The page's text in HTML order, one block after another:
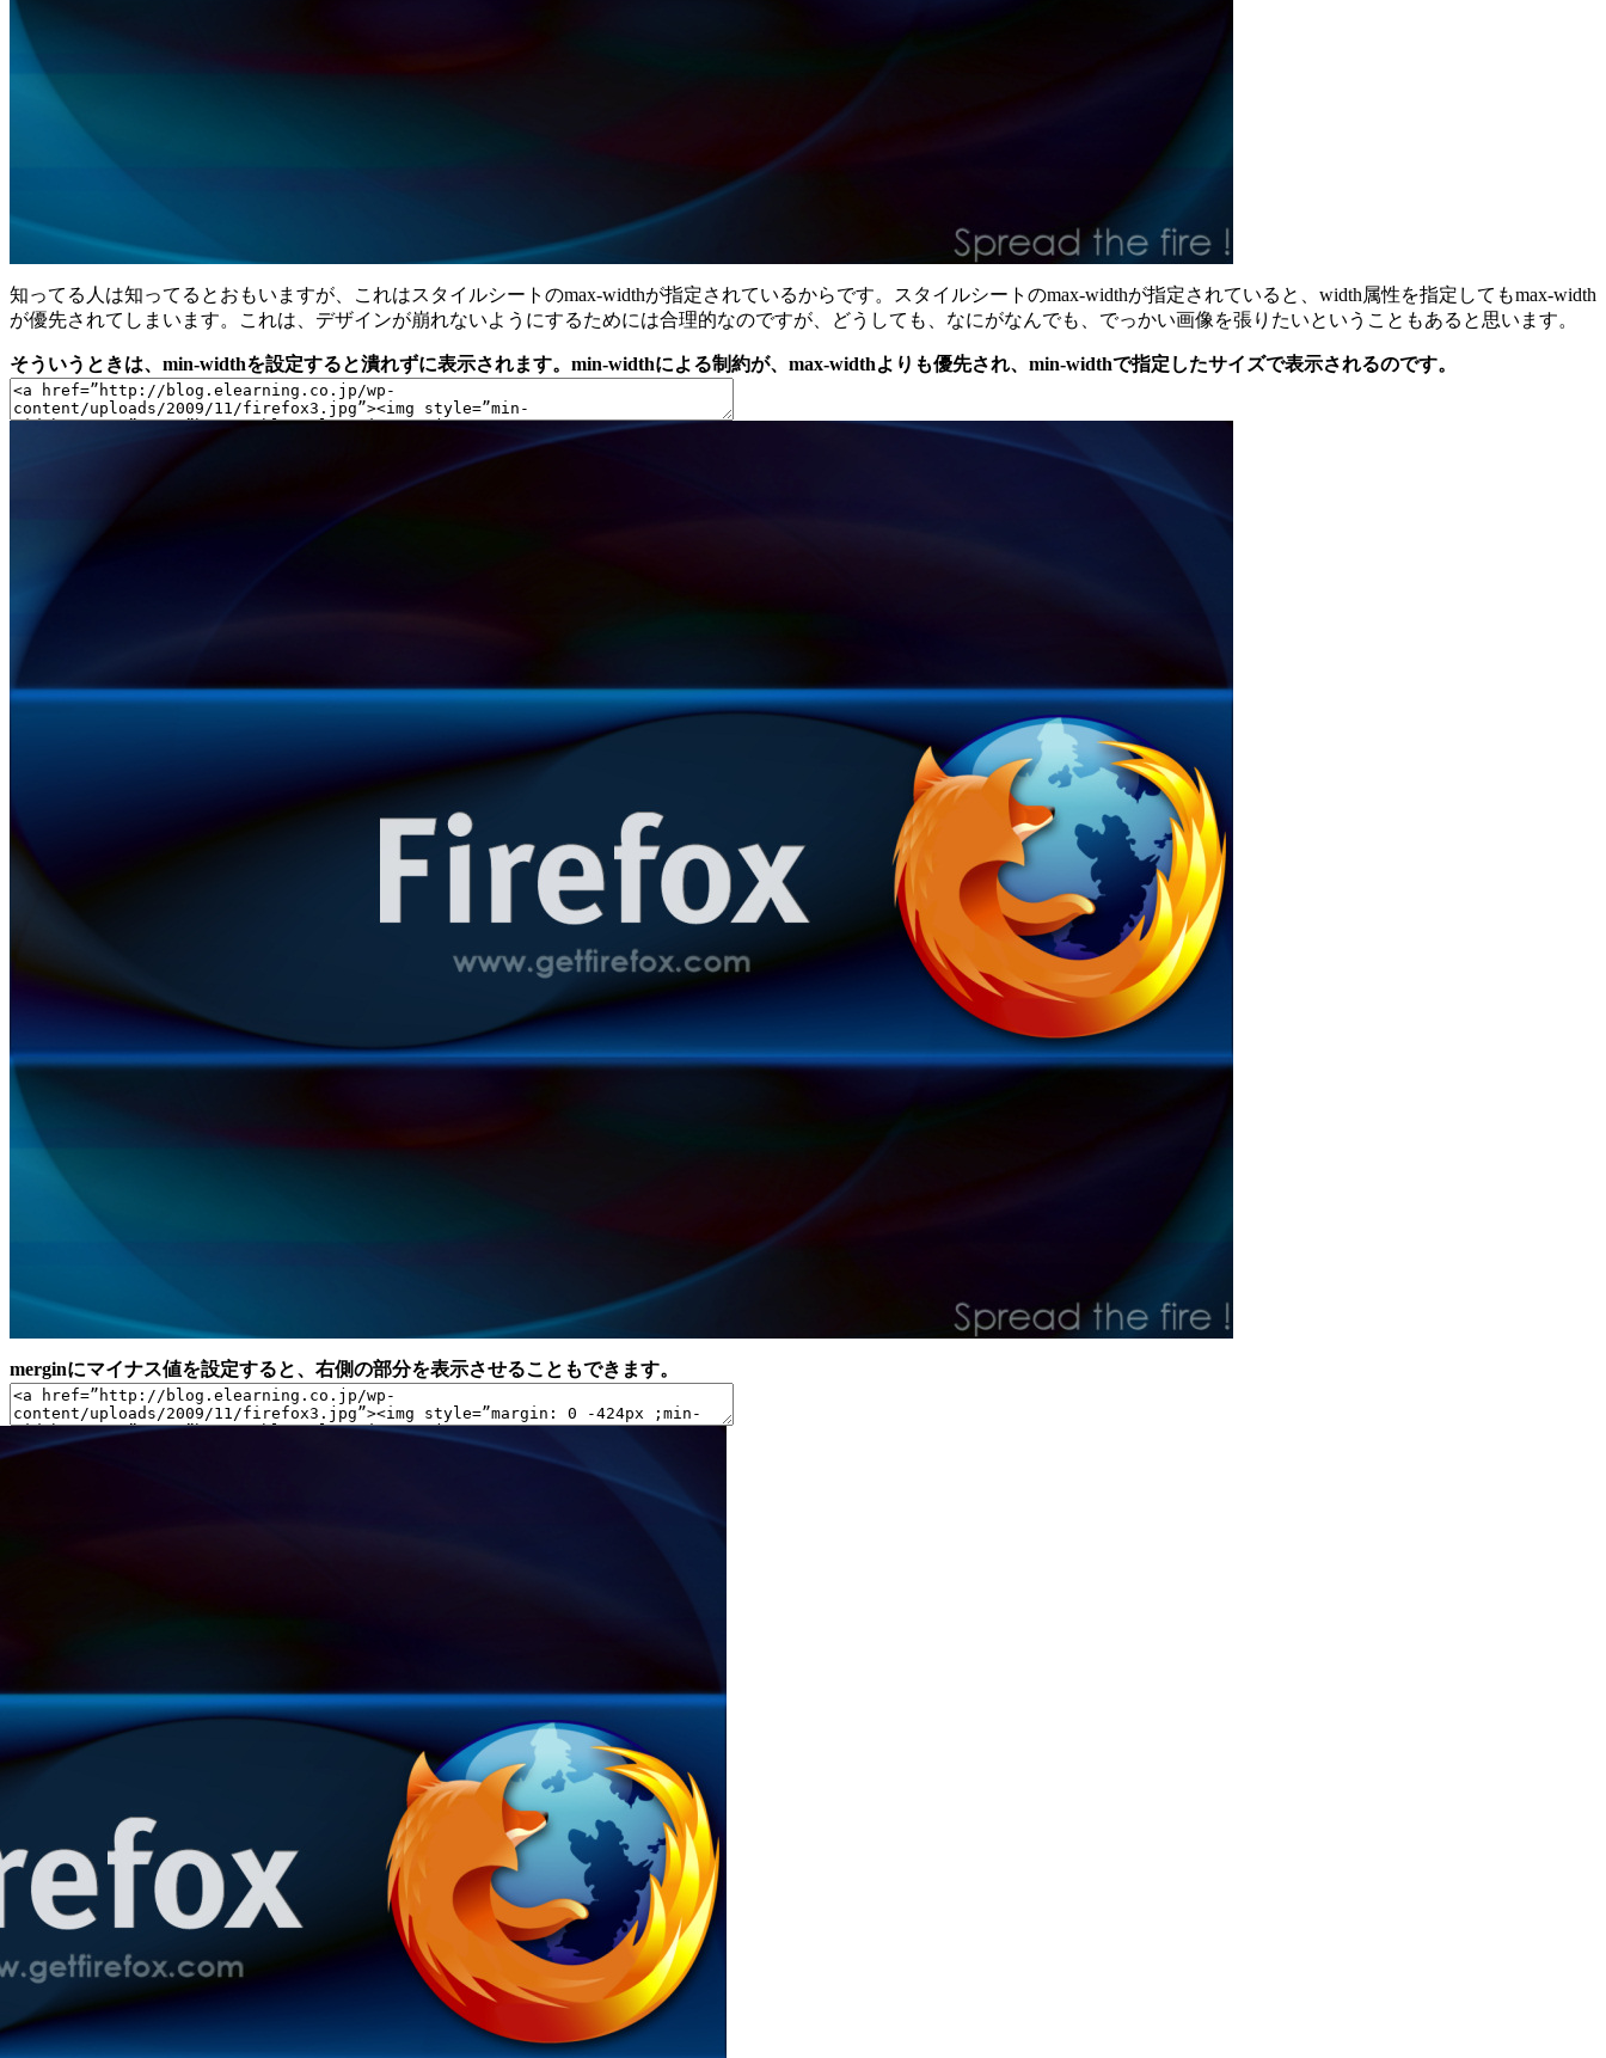
知ってる人は知ってるとおもいますが、これはスタイルシートのmax-widthが指定されているからです。スタイルシートのmax-widthが指定されていると、width属性を指定してもmax-width
が優先されてしまいます。これは、デザインが崩れないようにするためには合理的なのですが、どうしても、なにがなんでも、でっかい画像を張りたいということもあると思います。
そういうときは、min-widthを設定すると潰れずに表示されます。min-widthによる制約が、max-widthよりも優先され、min-widthで指定したサイズで表示されるのです。
merginにマイナス値を設定すると、右側の部分を表示させることもできます。